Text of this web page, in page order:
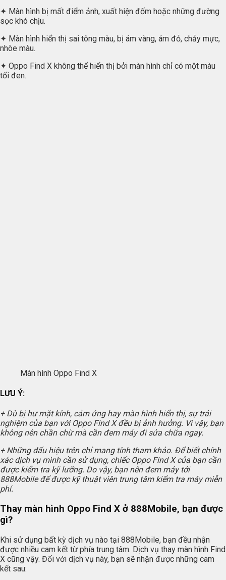
✦ Màn hình bị mất điểm ảnh, xuất hiện đốm hoặc những đường
sọc khó chịu.
✦ Màn hình hiển thị sai tông màu, bị ám vàng, ám đỏ, chảy mực,
nhòe màu.
✦ Oppo Find X không thể hiển thị bởi màn hình chỉ có một màu
tối đen.
Màn hình Oppo Find X
LƯU Ý:
+ Dù bị hư mặt kính, cảm ứng hay màn hình hiển thị, sự trải
nghiệm của bạn với Oppo Find X đều bị ảnh hưởng. Vì vậy, bạn
không nên chần chừ mà cần đem máy đi sửa chữa ngay.
+ Những dấu hiệu trên chỉ mang tính tham khảo. Để biết chính
xác dịch vụ mình cần sử dụng, chiếc Oppo Find X của bạn cần
được kiểm tra kỹ lưỡng. Do vậy, bạn nên đem máy tới
888Mobile để được kỹ thuật viên trung tâm kiểm tra máy miễn
phí.
Thay màn hình Oppo Find X ở 888Mobile, bạn được
gì?
Khi sử dụng bất kỳ dịch vụ nào tại 888Mobile, bạn đều nhận
được nhiều cam kết từ phía trung tâm. Dịch vụ thay màn hình Find
X cũng vậy. Đối với dịch vụ này, bạn sẽ nhận được những cam
kết sau: